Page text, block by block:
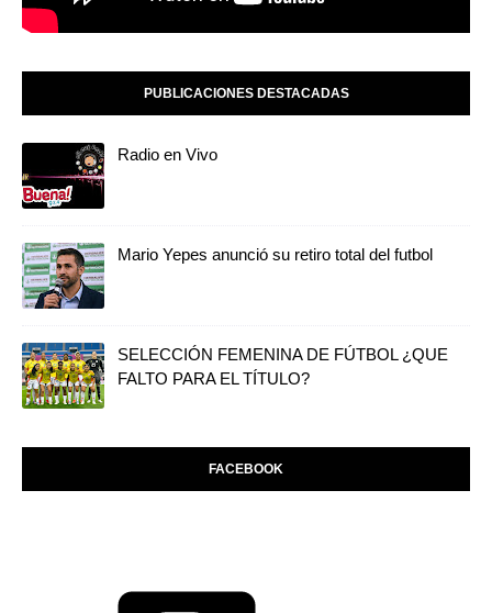
PUBLICACIONES DESTACADAS
Radio en Vivo
Mario Yepes anunció su retiro total del futbol
SELECCIÓN FEMENINA DE FÚTBOL ¿QUE
FALTO PARA EL TÍTULO?
FACEBOOK